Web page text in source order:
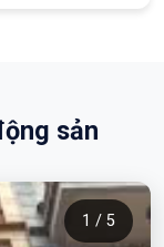
sản
1 / 5